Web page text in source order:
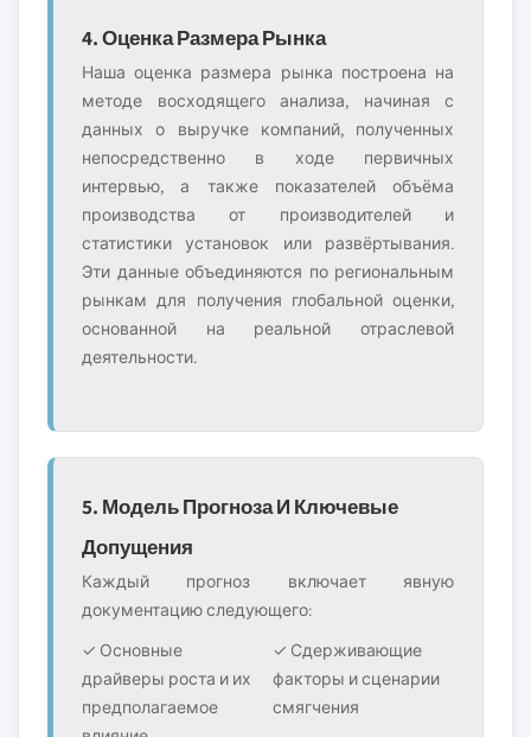
4. Оценка Размера Рынка
Наша оценка размера рынка построена на
методе восходящего анализа, начиная с
данных о выручке компаний, полученных
непосредственно в ходе первичных
интервью, а также показателей объёма
производства от производителей и
статистики установок или развёртывания.
Эти данные объединяются по региональным
рынкам для получения глобальной оценки,
основанной на реальной отраслевой
деятельности.
5. Модель Прогноза И Ключевые
Допущения
Каждый прогноз включает явную
документацию следующего:
✓ Основные
драйверы роста и их
предполагаемое
✓ Сдерживающие
факторы и сценарии
смягчения